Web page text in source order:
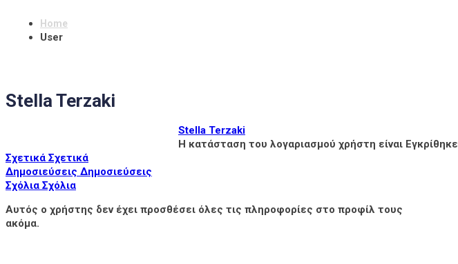
Home
User
Stella Terzaki
Stella Terzaki
Η κατάσταση του λογαριασμού χρήστη είναι Εγκρίθηκε
Σχετικά Σχετικά
Δημοσιεύσεις Δημοσιεύσεις
Σχόλια Σχόλια
Αυτός ο χρήστης δεν έχει προσθέσει όλες τις πληροφορίες στο προφίλ τους
ακόμα.